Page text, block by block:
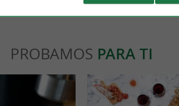
PROBAMOS PARA TI